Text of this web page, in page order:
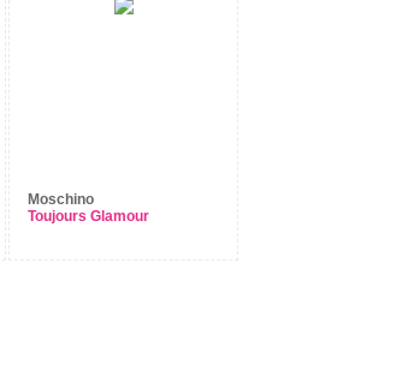
Moschino
Toujours Glamour